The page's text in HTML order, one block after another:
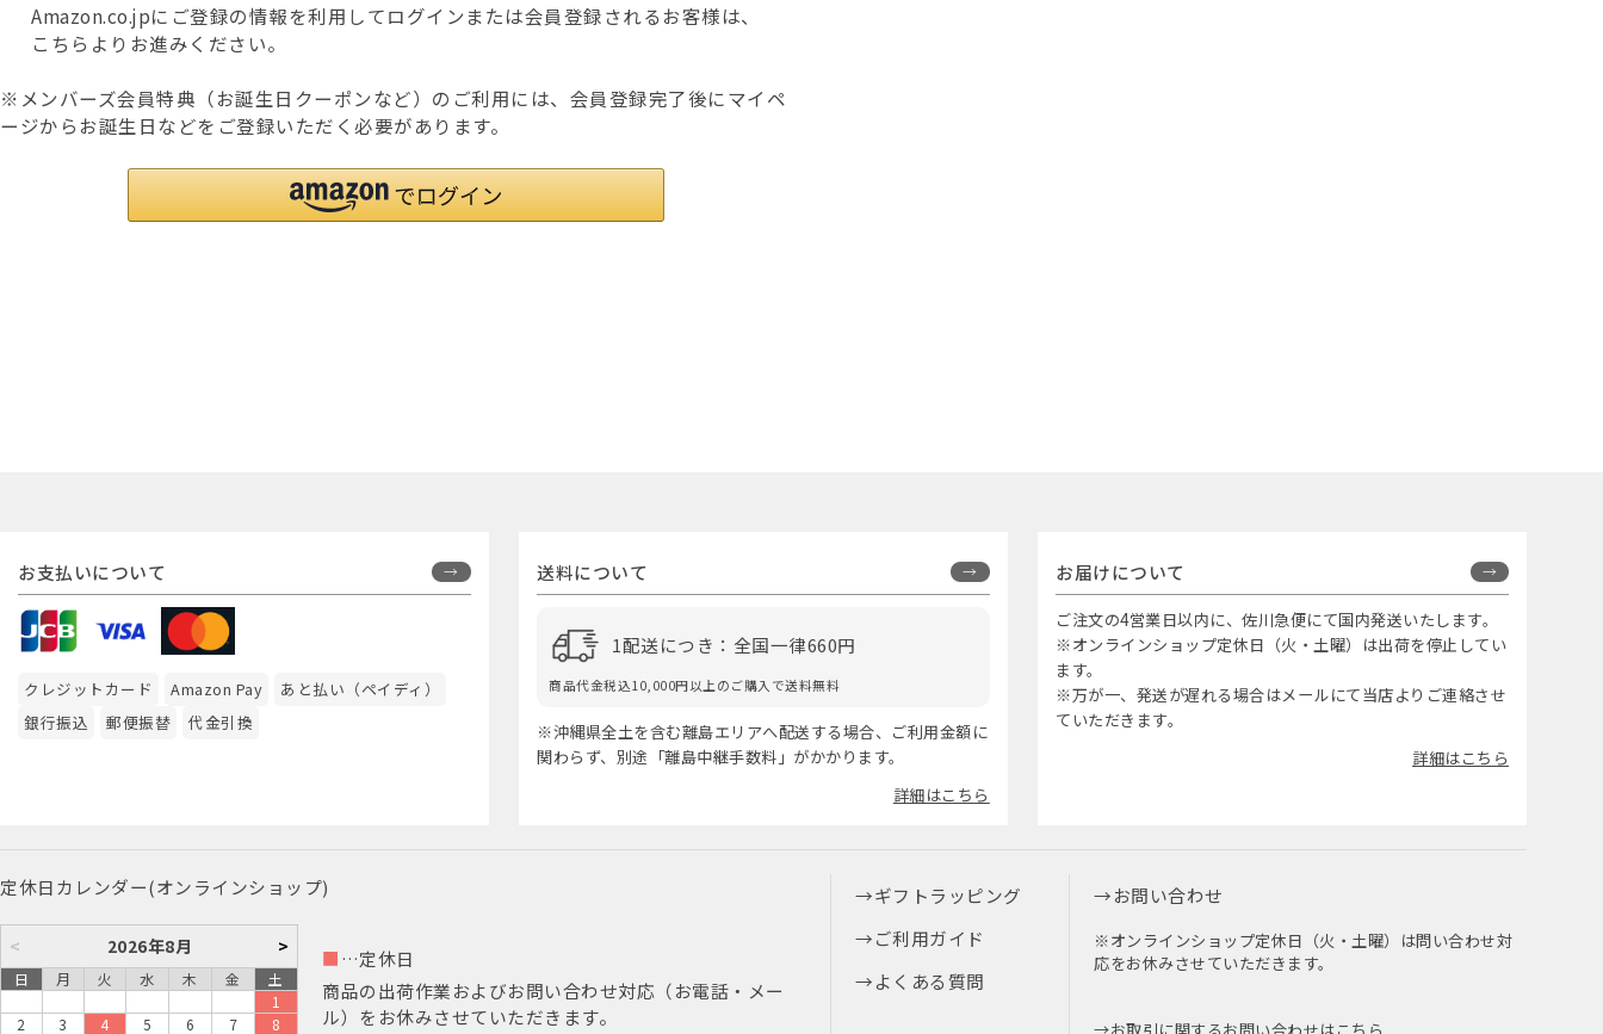
Amazon.co.jpにご登録の情報を利用してログインまたは会員登録されるお客様は、
こちらよりお進みください。
※メンバーズ会員特典（お誕生日クーポンなど）のご利用には、会員登録完了後にマイペ
ージからお誕生日などをご登録いただく必要があります。
お支払いについて
クレジットカード Amazon Pay
あと払い（ペイディ）
銀行振込
郵便振替 代金引換
送料について
1配送につき：全国一律660円
商品代金税込10,000円以上のご購入で送料無料
※沖縄県全土を含む離島エリアへ配送する場合、ご利用金額に
関わらず、別途「離島中継手数料」がかかります。
詳細はこちら
お届けについて
ご注文の4営業日以内に、佐川急便にて国内発送いたします。
※オンラインショップ定休日（火・土曜）は出荷を停止してい
ます。
※万が一、発送が遅れる場合はメールにて当店よりご連絡させ
ていただきます。
詳細はこちら
定休日カレンダー(オンラインショップ)
< 2026年8月 >
日 月 火 水 木 金
土
1
2
3 4 5 6 7 8
■ …定休日
商品の出荷作業およびお問い合わせ対応（お電話・メー
ル）をお休みさせていただきます。
ギフトラッピング
ご利用ガイド
よくある質問
お問い合わせ
※オンラインショップ定休日（火・土曜）は問い合わせ対
応をお休みさせていただきます。
お取引に関するお問い合わせはこちら